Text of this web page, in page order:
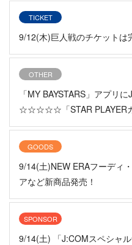
TICKET
9/12(木)巨人戦のチケットは
OTHER
「MY BAYSTARS」アプリ
☆☆☆☆☆「STAR PLAYERカ
GOODS
9/14(土)NEW ERAフーディ
アなど新商品発売！
SPONSOR
9/14(土) 「J:COMスペシャ